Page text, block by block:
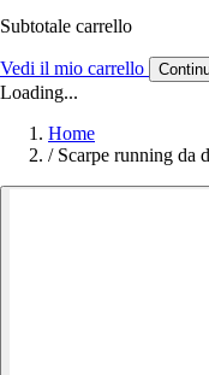
Subtotale carrello
Vedi il mio carrello
Loading...
Home
/ Scarpe running da